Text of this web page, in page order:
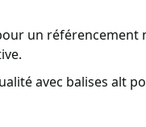
un référencement
avec balises alt